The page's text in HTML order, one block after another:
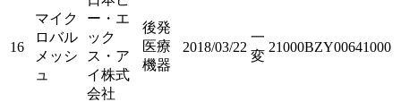
16
マイク
ロバル
メッシ
ュ
ー・エ
ック
ス・ア
イ株式
会社
後発
医療
機器
2018/03/22
一
変
21000BZY00641000